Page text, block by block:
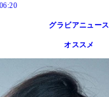
グラビアニュース
オススメ